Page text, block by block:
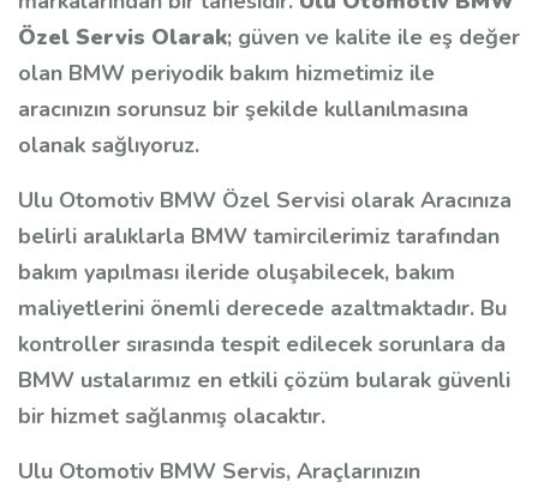
Özel Servis Olarak; güven ve kalite ile eş değer
olan BMW periyodik bakım hizmetimiz ile
aracınızın sorunsuz bir şekilde kullanılmasına
olanak sağlıyoruz.
Ulu Otomotiv BMW Özel Servisi olarak Aracınıza
belirli aralıklarla BMW tamircilerimiz tarafından
bakım yapılması ileride oluşabilecek, bakım
maliyetlerini önemli derecede azaltmaktadır. Bu
kontroller sırasında tespit edilecek sorunlara da
BMW ustalarımız en etkili çözüm bularak güvenli
bir hizmet sağlanmış olacaktır.
Ulu Otomotiv BMW Servis, Araçlarınızın